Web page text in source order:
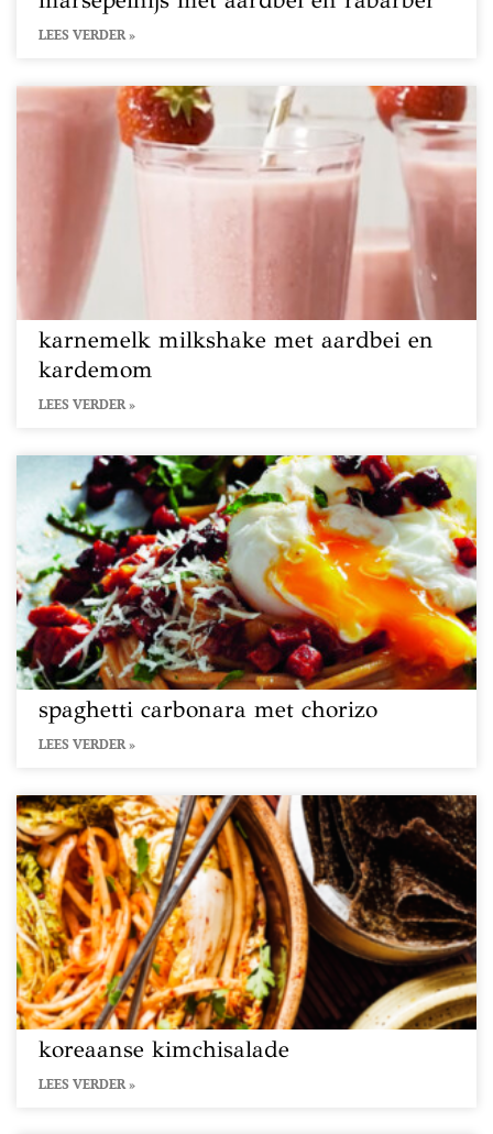
LEES VERDER »
karnemelk milkshake met aardbei en
kardemom
LEES VERDER »
spaghetti carbonara met chorizo
LEES VERDER »
koreaanse kimchisalade
LEES VERDER »